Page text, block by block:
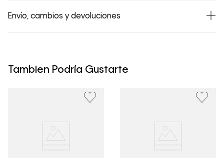
Envío, cambios y devoluciones
un período de 30 días calendario tras la recepción.
clientes, no aceptamos devoluciones en ropa interior y
Tambien Podría Gustarte